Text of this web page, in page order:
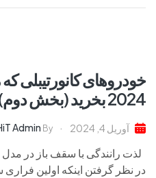
خودروهای کانورتیبلی
2024 بخرید (بخش دوم)
آوریل 4, 2024 By
Admin